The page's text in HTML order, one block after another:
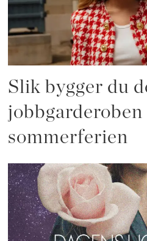
Slik bygger du
sommerferien